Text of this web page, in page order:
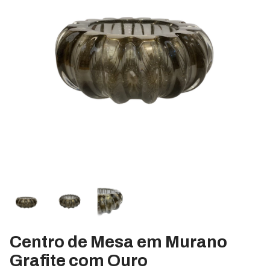
Centro de Mesa em Murano
Grafite com Ouro